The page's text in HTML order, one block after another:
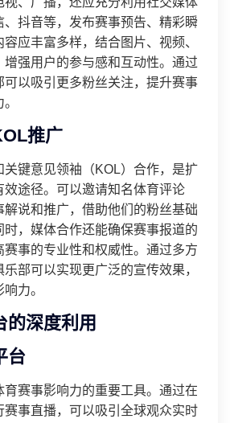
、抖音等，发布赛事预告、精彩瞬
应丰富多样，结合图片、视频、
增强用户的参与感和互动性。通过
可以吸引更多粉丝关注，提升赛事
推广
关键意见领袖（KOL）合作，是扩
效途径。可以邀请知名体育评论
解说和推广，借助他们的粉丝基础
时，媒体合作还能确保赛事报道的
赛事的专业性和权威性。通过多方
部可以实现更广泛的宣传效果，
力。
的深度利用
台
育赛事影响力的重要工具。通过在
赛事直播，可以吸引全球观众实时